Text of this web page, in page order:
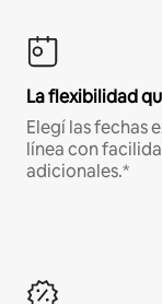
La flexibilidad
Elegí las fechas
línea con
adicionales.*